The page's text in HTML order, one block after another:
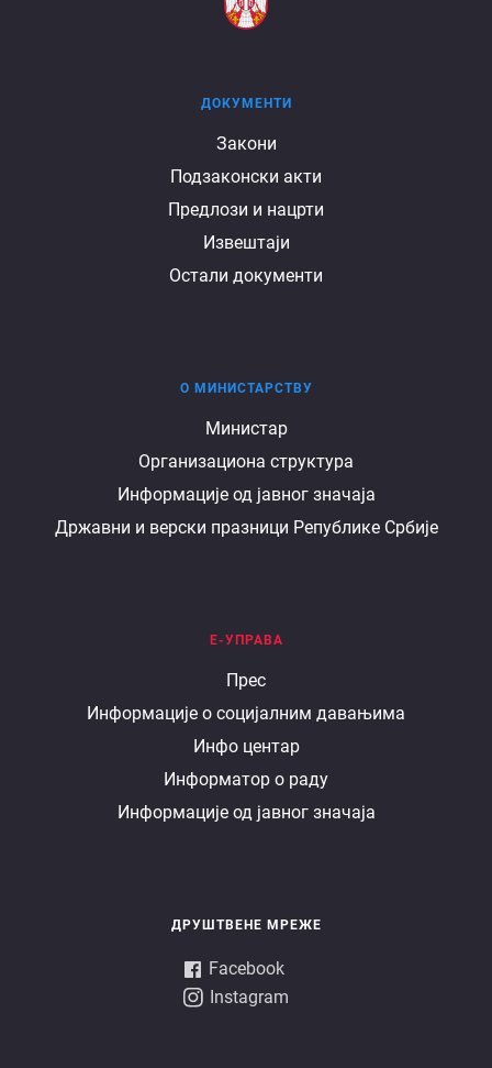
ДОКУМЕНТИ
Закони
Подзаконски акти
Предлози и нацрти
Извештаји
Остали документи
министарству
О МИНИСТАРСТВУ
Министар
Организациона структура
Информације од јавног значаја
Државни и верски празници Републике Србије
Е-УПРАВА
Прес
Информације о социјалним давањима
Инфо центар
Информатор о раду
Информације од јавног значаја
ДРУШТВЕНЕ МРЕЖЕ
Facebook
Instagram